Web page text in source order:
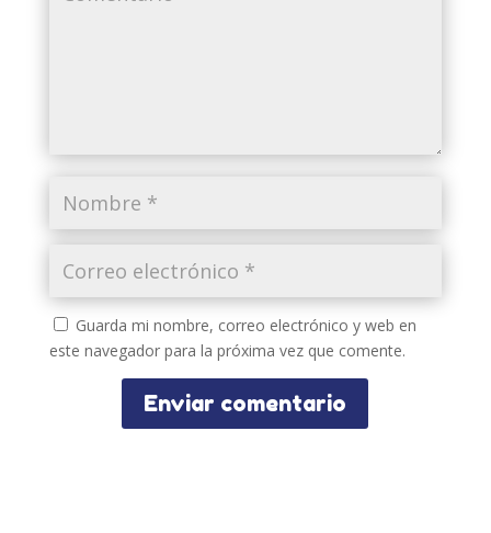
Guarda mi nombre, correo electrónico y web en
este navegador para la próxima vez que comente.
Enviar comentario